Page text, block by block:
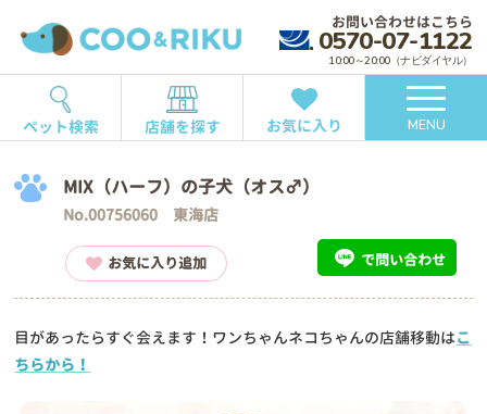
お問い合わせはこちら
0570-07-1122
10:00～20:00（ナビダイヤル）
ペット検索 店舗を探す お気に入り MENU
MIX（ハーフ）の子犬（オス♂）
No.00756060 東海店
お気に入り追加 で問い合わせ
目があったらすぐ会えます！ワンちゃんネコちゃんの店舗移動はこ
ちらから！